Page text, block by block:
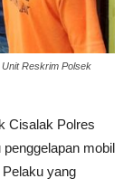
Reskrim Polsek
Cisalak Polres
mobil
yang